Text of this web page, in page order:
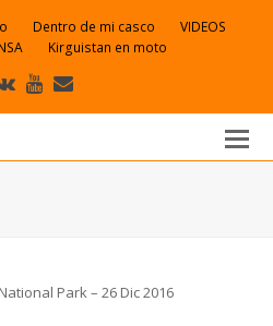
Dentro de mi casco
VIDEOS
Kirguistan en moto
VK Youtube
electrónico